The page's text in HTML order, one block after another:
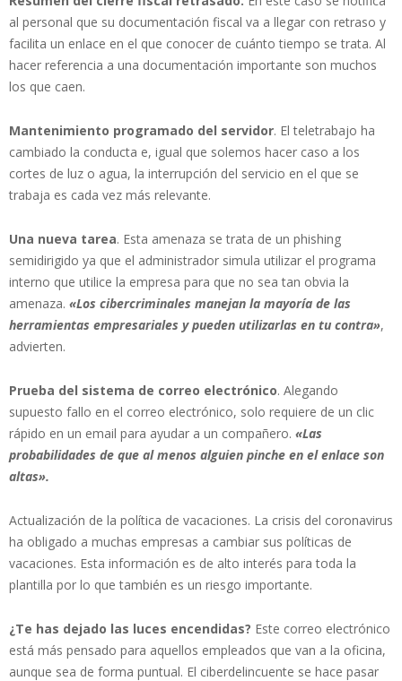
al personal que su documentación fiscal va a llegar con retraso y
facilita un enlace en el que conocer de cuánto tiempo se trata. Al
hacer referencia a una documentación importante son muchos
los que caen.
Mantenimiento programado del servidor. El teletrabajo ha
cambiado la conducta e, igual que solemos hacer caso a los
cortes de luz o agua, la interrupción del servicio en el que se
trabaja es cada vez más relevante.
Una nueva tarea. Esta amenaza se trata de un phishing
semidirigido ya que el administrador simula utilizar el programa
interno que utilice la empresa para que no sea tan obvia la
amenaza. «Los cibercriminales manejan la mayoría de las
herramientas empresariales y pueden utilizarlas en tu contra»,
advierten.
Prueba del sistema de correo electrónico. Alegando
supuesto fallo en el correo electrónico, solo requiere de un clic
rápido en un email para ayudar a un compañero. «Las
probabilidades de que al menos alguien pinche en el enlace son
altas».
Actualización de la política de vacaciones. La crisis del coronavirus
ha obligado a muchas empresas a cambiar sus políticas de
vacaciones. Esta información es de alto interés para toda la
plantilla por lo que también es un riesgo importante.
¿Te has dejado las luces encendidas? Este correo electrónico
está más pensado para aquellos empleados que van a la oficina,
aunque sea de forma puntual. El ciberdelincuente se hace pasar